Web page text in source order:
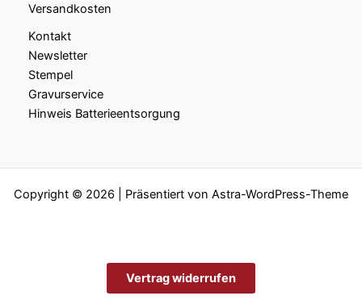
Versandkosten
Kontakt
Newsletter
Stempel
Gravurservice
Hinweis Batterieentsorgung
Copyright © 2026 | Präsentiert von Astra-WordPress-Theme
Vertrag widerrufen